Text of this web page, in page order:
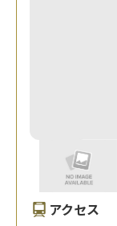
アクセス